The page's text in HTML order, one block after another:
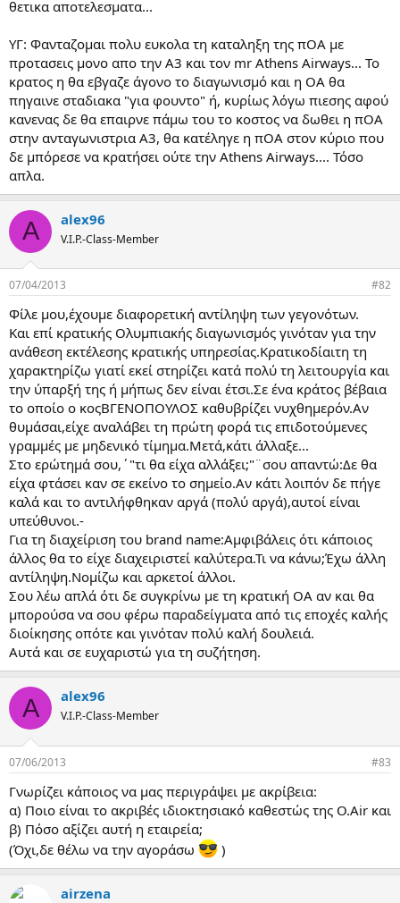
θετικα αποτελεσματα...
ΥΓ: Φανταζομαι πολυ ευκολα τη καταληξη της πΟΑ με
προτασεις μονο απο την Α3 και τον mr Athens Airways... Το
κρατος η θα εβγαζε άγονο το διαγωνισμό και η ΟΑ θα
πηγαινε σταδιακα "για φουντο" ή, κυρίως λόγω πιεσης αφού
κανενας δε θα επαιρνε πάμω του το κοστος να δωθει η πΟΑ
στην ανταγωνιστρια Α3, θα κατέληγε η πΟΑ στον κύριο που
δε μπόρεσε να κρατήσει ούτε την Athens Airways.... Τόσο
απλα.
A alex96
V.I.P.-Class-Member
07/04/2013 #82
Φίλε μου,έχουμε διαφορετική αντίληψη των γεγονότων.
Και επί κρατικής Ολυμπιακής διαγωνισμός γινόταν για την
ανάθεση εκτέλεσης κρατικής υπηρεσίας.Κρατικοδίαιτη τη
χαρακτηρίζω γιατί εκεί στηρίζει κατά πολύ τη λειτουργία και
την ύπαρξή της ή μήπως δεν είναι έτσι.Σε ένα κράτος βέβαια
το οποίο ο κοςΒΓΕΝΟΠΟΥΛΟΣ καθυβρίζει νυχθημερόν.Αν
θυμάσαι,είχε αναλάβει τη πρώτη φορά τις επιδοτούμενες
γραμμές με μηδενικό τίμημα.Μετά,κάτι άλλαξε...
Στο ερώτημά σου,΄"τι θα είχα αλλάξει;"¨σου απαντώ:Δε θα
είχα φτάσει καν σε εκείνο το σημείο.Αν κάτι λοιπόν δε πήγε
καλά και το αντιλήφθηκαν αργά (πολύ αργά),αυτοί είναι
υπεύθυνοι.-
Για τη διαχείριση του brand name:Αμφιβάλεις ότι κάποιος
άλλος θα το είχε διαχειριστεί καλύτερα.Τι να κάνω;Έχω άλλη
αντίληψη.Νομίζω και αρκετοί άλλοι.
Σου λέω απλά ότι δε συγκρίνω με τη κρατική ΟΑ αν και θα
μπορούσα να σου φέρω παραδείγματα από τις εποχές καλής
διοίκησης οπότε και γινόταν πολύ καλή δουλειά.
Αυτά και σε ευχαριστώ για τη συζήτηση.
A alex96
V.I.P.-Class-Member
07/06/2013 #83
Γνωρίζει κάποιος να μας περιγράψει με ακρίβεια:
α) Ποιο είναι το ακριβές ιδιοκτησιακό καθεστώς της O.Air και
β) Πόσο αξίζει αυτή η εταιρεία;
(Όχι,δε θέλω να την αγοράσω
)
airzena